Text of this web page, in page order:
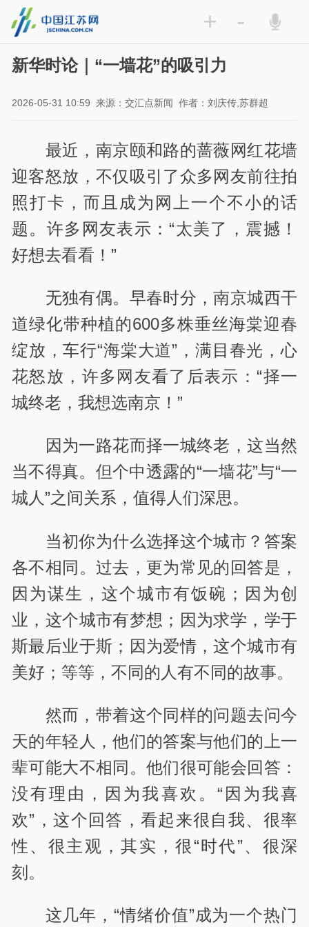
+ -
新华时论｜“一墙花”的吸引力
2026-05-31 10:59 来源：交汇点新闻 作者：刘庆传,苏群超
最近，南京颐和路的蔷薇网红花墙
迎客怒放，不仅吸引了众多网友前往拍
照打卡，而且成为网上一个不小的话
题。许多网友表示：“太美了，震撼！
好想去看看！”
无独有偶。早春时分，南京城西干
道绿化带种植的600多株垂丝海棠迎春
绽放，车行“海棠大道”，满目春光，心
花怒放，许多网友看了后表示：“择一
城终老，我想选南京！”
因为一路花而择一城终老，这当然
当不得真。但个中透露的“一墙花”与“一
城人”之间关系，值得人们深思。
当初你为什么选择这个城市？答案
各不相同。过去，更为常见的回答是，
因为谋生，这个城市有饭碗；因为创
业，这个城市有梦想；因为求学，学于
斯最后业于斯；因为爱情，这个城市有
美好；等等，不同的人有不同的故事。
然而，带着这个同样的问题去问今
天的年轻人，他们的答案与他们的上一
辈可能大不相同。他们很可能会回答：
没有理由，因为我喜欢。“因为我喜
欢”，这个回答，看起来很自我、很率
性、很主观，其实，很“时代”、很深
刻。
这几年，“情绪价值”成为一个热门